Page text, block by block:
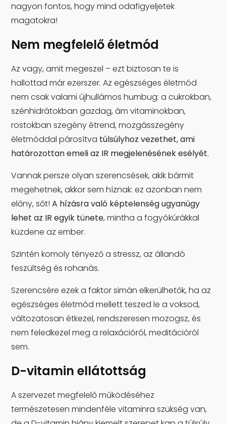
nagyon fontos, hogy mind odafigyeljetek
magatokra!
Nem megfelelő életmód
Az vagy, amit megeszel – ezt biztosan te is
hallottad már ezerszer. Az egészséges életmód
nem csak valami újhullámos humbug: a cukrokban,
szénhidrátokban gazdag, ám vitaminokban,
rostokban szegény étrend, mozgásszegény
életmóddal párosítva túlsúlyhoz vezethet, ami
határozottan emeli az IR megjelenésének esélyét.
Vannak persze olyan szerencsések, akik bármit
megehetnek, akkor sem híznak: ez azonban nem
előny, sőt!A hízásra való képtelenség ugyanúgy
lehet az IR egyik tünete, mintha a fogyókúrákkal
küzdene az ember.
Szintén komoly tényező a stressz, az állandó
feszültség és rohanás.
Szerencsére ezek a faktor simán elkerülhetők, ha az
egészséges életmód mellett teszed le a voksod,
változatosan étkezel, rendszeresen mozogsz, és
nem feledkezel meg a relaxációról, meditációról
sem.
D-vitamin ellátottság
A szervezet megfelelő működéséhez
természetesen mindenféle vitaminra szükség van,